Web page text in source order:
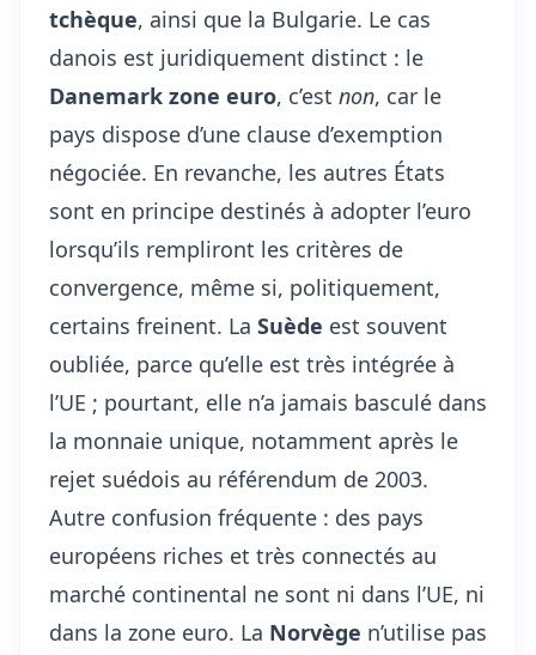
tchèque, ainsi que la Bulgarie. Le cas
danois est juridiquement distinct : le
Danemark zone euro, c’est non, car le
pays dispose d’une clause d’exemption
négociée. En revanche, les autres États
sont en principe destinés à adopter l’euro
lorsqu’ils rempliront les critères de
convergence, même si, politiquement,
certains freinent. La Suède est souvent
oubliée, parce qu’elle est très intégrée à
l’UE ; pourtant, elle n’a jamais basculé dans
la monnaie unique, notamment après le
rejet suédois au référendum de 2003.
Autre confusion fréquente : des pays
européens riches et très connectés au
marché continental ne sont ni dans l’UE, ni
dans la zone euro. La Norvège n’utilise pas